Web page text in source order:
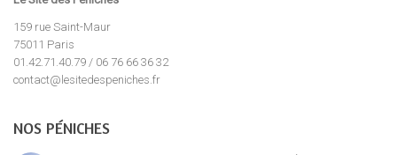
159 rue Saint-Maur
75011 Paris
01.42.71.40.79 / 06 76 66 36 32
contact@lesitedespeniches.fr
NOS PÉNICHES